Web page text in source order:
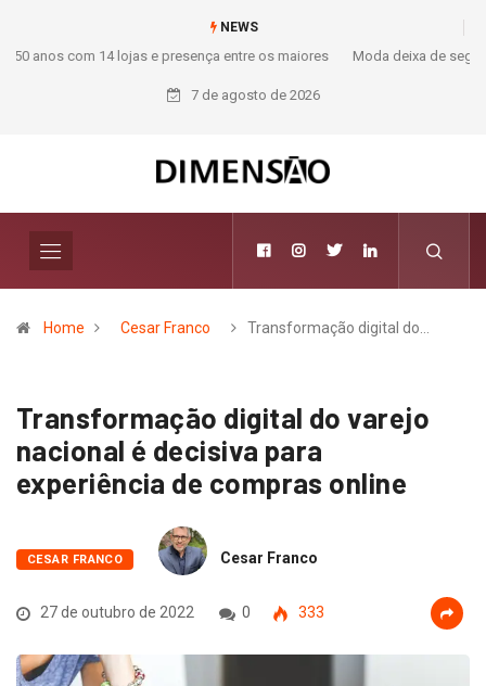
NEWS
Moda deixa de seguir tendências e passa a contar histórias; Forward
aposta na curadoria como novo luxo
7 de agosto de 2026
Home Cesar Franco Transformação digital do…
Transformação digital do varejo
nacional é decisiva para
experiência de compras online
CESAR FRANCO Cesar Franco
27 de outubro de 2022 0 333